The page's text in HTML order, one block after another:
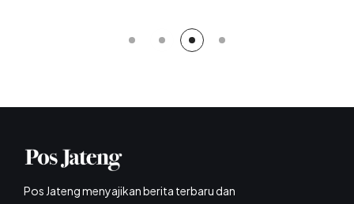
Pos Jateng menyajikan berita terbaru dan